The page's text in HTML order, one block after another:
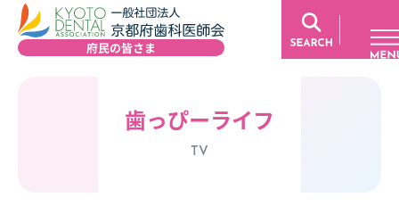
歯っぴーライフ
TV